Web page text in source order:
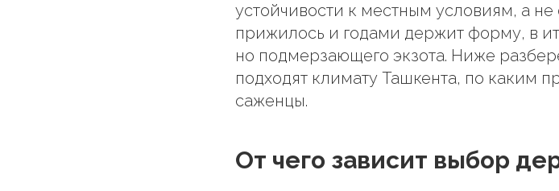
устойчивости к местным условиям, а
прижилось и годами держит форму, в
но подмерзающего экзота. Ниже
подходят климату Ташкента, по каким
саженцы.
От чего зависит выбор